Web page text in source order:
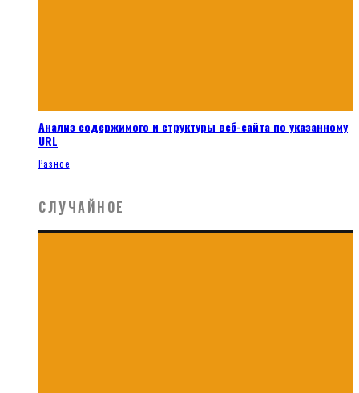
Анализ содержимого и структуры веб-сайта по указанному
URL
Разное
СЛУЧАЙНОЕ